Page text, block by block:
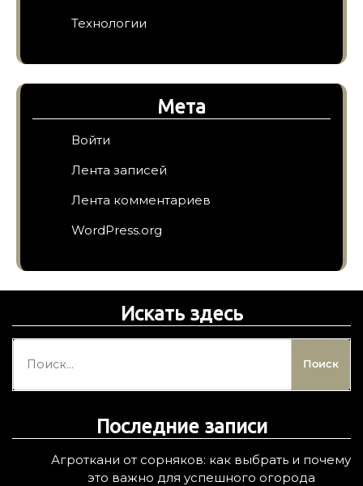
Технологии
Мета
Войти
Лента записей
Лента комментариев
WordPress.org
Искать здесь
й
Последние записи
Агроткани от сорняков: как выбрать и почему
это важно для успешного огорода